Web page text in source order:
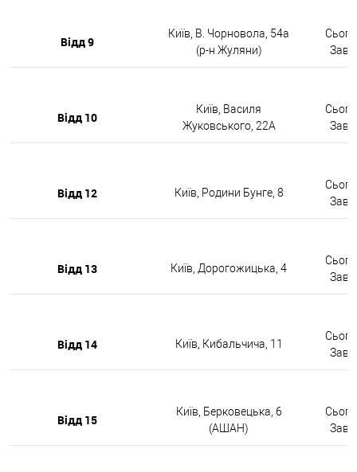
Відд 9
Київ, В. Чорновола, 54а
(р-н Жуляни)
Відд 10
Київ, Василя
Жуковського, 22А
Відд 12 Київ, Родини Бунге, 8
Відд 13 Київ, Дорогожицька, 4
Відд 14 Київ, Кибальчича, 11
Відд 15
Київ, Берковецька, 6
(АШАН)